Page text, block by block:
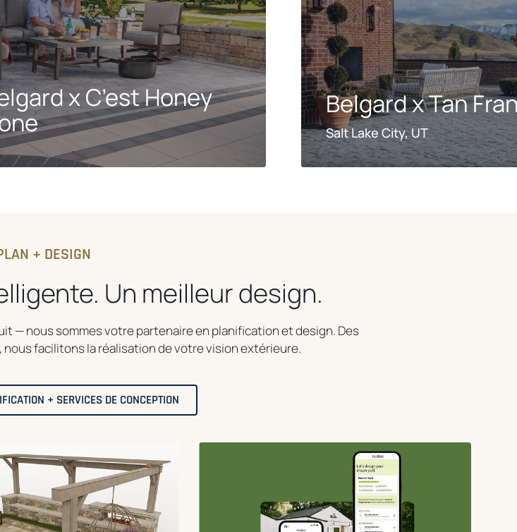
x C’est Honey
Belgard x Tan
Salt Lake City, UT
+ DESIGN
Un meilleur design.
— nous sommes votre partenaire en planification et design. Des
nous facilitons la réalisation de votre vision extérieure.
+ SERVICES DE CONCEPTION